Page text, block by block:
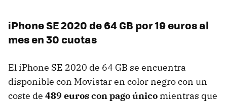
iPhone SE 2020 de 64 GB por 19 euros al
mes en 30 cuotas
El iPhone SE 2020 de 64 GB se encuentra
disponible con Movistar en color negro con un
coste de 489 euros con pago único mientras que